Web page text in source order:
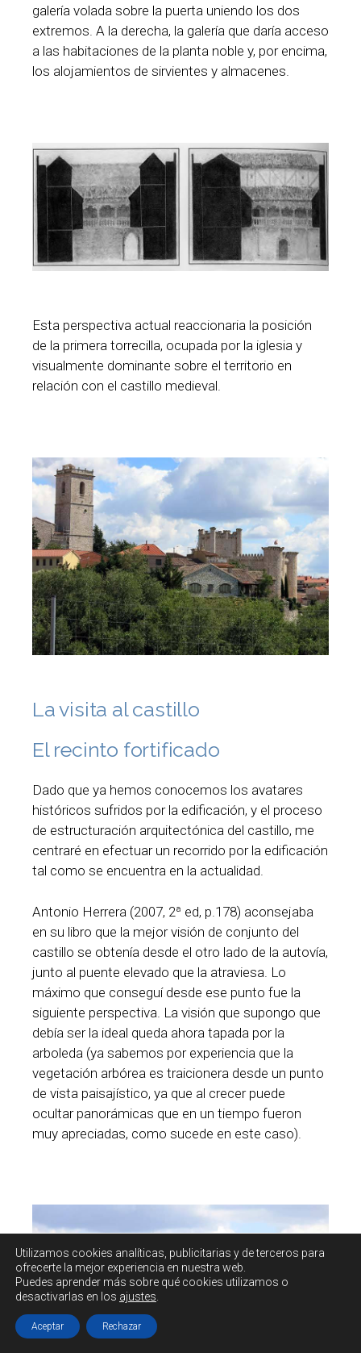
galería volada sobre la puerta uniendo los dos
extremos. A la derecha, la galería que daría acceso
a las habitaciones de la planta noble y, por encima,
los alojamientos de sirvientes y almacenes.
Esta perspectiva actual reaccionaria la posición
de la primera torrecilla, ocupada por la iglesia y
visualmente dominante sobre el territorio en
relación con el castillo medieval.
La visita al castillo
El recinto fortificado
Dado que ya hemos conocemos los avatares
históricos sufridos por la edificación, y el proceso
de estructuración arquitectónica del castillo, me
centraré en efectuar un recorrido por la edificación
tal como se encuentra en la actualidad.
Antonio Herrera (2007, 2ª ed, p.178) aconsejaba
en su libro que la mejor visión de conjunto del
castillo se obtenía desde el otro lado de la autovía,
junto al puente elevado que la atraviesa. Lo
máximo que conseguí desde ese punto fue la
siguiente perspectiva. La visión que supongo que
debía ser la ideal queda ahora tapada por la
arboleda (ya sabemos por experiencia que la
vegetación arbórea es traicionera desde un punto
de vista paisajístico, ya que al crecer puede
ocultar panorámicas que en un tiempo fueron
muy apreciadas, como sucede en este caso).
Utilizamos cookies analíticas, publicitarias y de terceros para
ofrecerte la mejor experiencia en nuestra web.
Puedes aprender más sobre qué cookies utilizamos o
desactivarlas en los ajustes
Aceptar Rechazar